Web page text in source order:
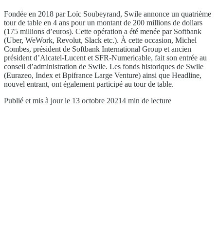
Fondée en 2018 par Loïc Soubeyrand, Swile annonce un quatrième
tour de table en 4 ans pour un montant de 200 millions de dollars
(175 millions d’euros). Cette opération a été menée par Softbank
(Uber, WeWork, Revolut, Slack etc.). À cette occasion, Michel
Combes, président de Softbank International Group et ancien
président d’Alcatel-Lucent et SFR-Numericable, fait son entrée au
conseil d’administration de Swile. Les fonds historiques de Swile
(Eurazeo, Index et Bpifrance Large Venture) ainsi que Headline,
nouvel entrant, ont également participé au tour de table.
Publié et mis à jour le 13 octobre 20214 min de lecture